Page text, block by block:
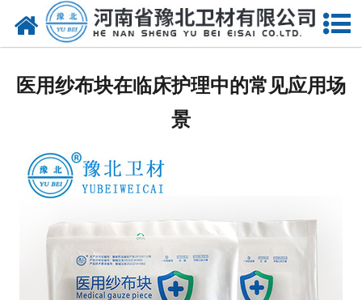
网站首页
厂房设备
人才招聘
医用纱布块在临床护理中的常见应用场
景